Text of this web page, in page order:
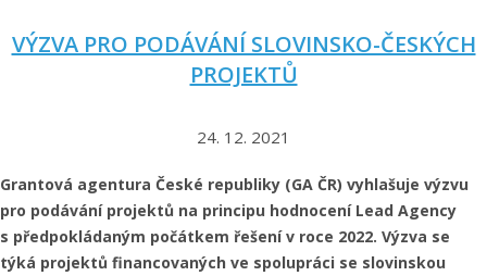
VÝZVA PRO PODÁVÁNÍ SLOVINSKO-ČESKÝCH
PROJEKTŮ
24. 12. 2021
Grantová agentura České republiky (GA ČR) vyhlašuje výzvu
pro podávání projektů na principu hodnocení Lead Agency
s předpokládaným počátkem řešení v roce 2022. Výzva se
týká projektů financovaných ve spolupráci se slovinskou